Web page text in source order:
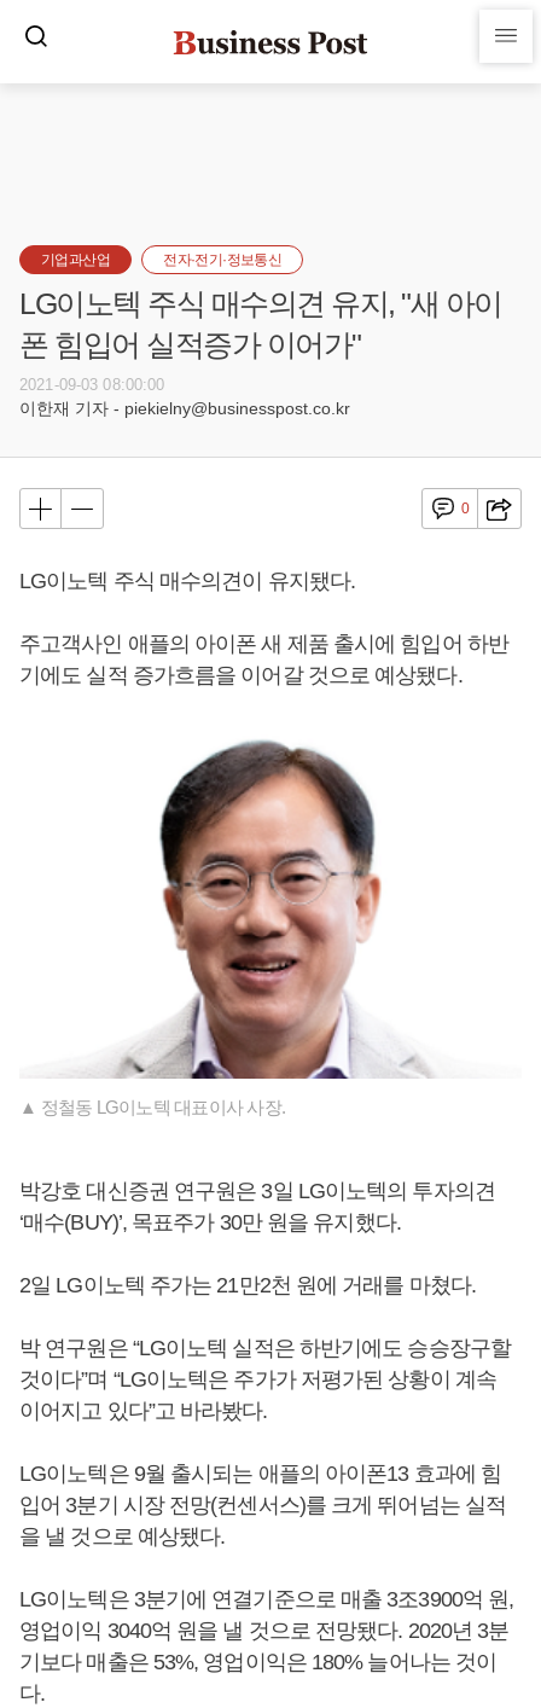
기업과산업 전자·전기·정보통신
LG이노텍 주식 매수의견 유지, "새 아이
폰 힘입어 실적증가 이어가"
2021-09-03 08:00:00
이한재 기자 - piekielny@businesspost.co.kr
0
LG이노텍 주식 매수의견이 유지됐다.
주고객사인 애플의 아이폰 새 제품 출시에 힘입어 하반
기에도 실적 증가흐름을 이어갈 것으로 예상됐다.
▲ 정철동 LG이노텍 대표이사 사장.
박강호 대신증권 연구원은 3일 LG이노텍의 투자의견
‘매수(BUY)’, 목표주가 30만 원을 유지했다.
2일 LG이노텍 주가는 21만2천 원에 거래를 마쳤다.
박 연구원은 “LG이노텍 실적은 하반기에도 승승장구할
것이다”며 “LG이노텍은 주가가 저평가된 상황이 계속
이어지고 있다”고 바라봤다.
LG이노텍은 9월 출시되는 애플의 아이폰13 효과에 힘
입어 3분기 시장 전망(컨센서스)를 크게 뛰어넘는 실적
을 낼 것으로 예상됐다.
LG이노텍은 3분기에 연결기준으로 매출 3조3900억 원,
영업이익 3040억 원을 낼 것으로 전망됐다. 2020년 3분
기보다 매출은 53%, 영업이익은 180% 늘어나는 것이
다.